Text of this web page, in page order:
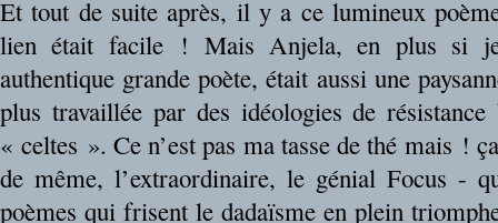
Et tout de suite après, il y a ce lumineux
lien était facile ! Mais Anjela, en plus si
authentique grande poète, était aussi une
plus travaillée par des idéologies de résistance
« celtes ». Ce n’est pas ma tasse de thé mais !
de même, l’extraordinaire, le génial Focus -
poèmes qui frisent le dadaïsme en plein